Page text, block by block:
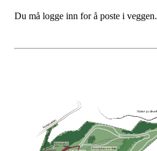
Du må logge inn for å poste i veggen.